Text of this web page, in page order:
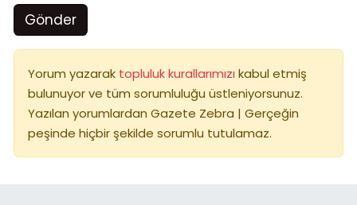
Gönder
Yorum yazarak topluluk kurallarımızı kabul etmiş
bulunuyor ve tüm sorumluluğu üstleniyorsunuz.
Yazılan yorumlardan Gazete Zebra | Gerçeğin
peşinde hiçbir şekilde sorumlu tutulamaz.